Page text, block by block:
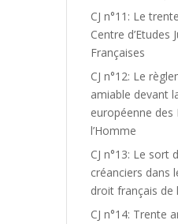
CJ n°11: Le
Centre d’Etudes
Françaises
CJ n°12: Le
amiable devant
européenne des
l’Homme
CJ n°13: Le sort
créanciers dans
droit français de
CJ n°14: Trente